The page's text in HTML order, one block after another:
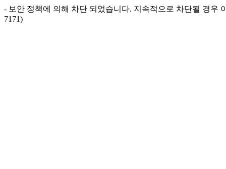
- 보안 정책에 의해 차단 되었습니다. 지속적으로 차단될 경우
7171)